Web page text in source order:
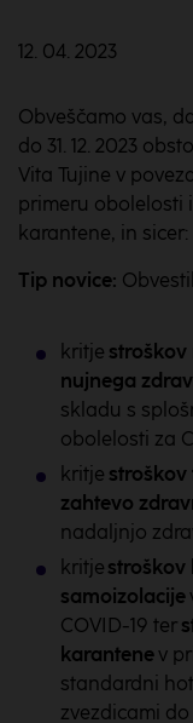
12. 04. 2023
Obveščamo vas,
do 31. 12. 2023
Vita Tujine v
primeru obolelosti
karantene, in sicer:
Tip novice:
kritje stroškov
nujnega
skladu s
obolelosti za
kritje stroškov
zahtevo
nadaljnjo
kritje stroškov
samoizolacije
COVID-19 ter
karantenev
standardni
zvezdicami